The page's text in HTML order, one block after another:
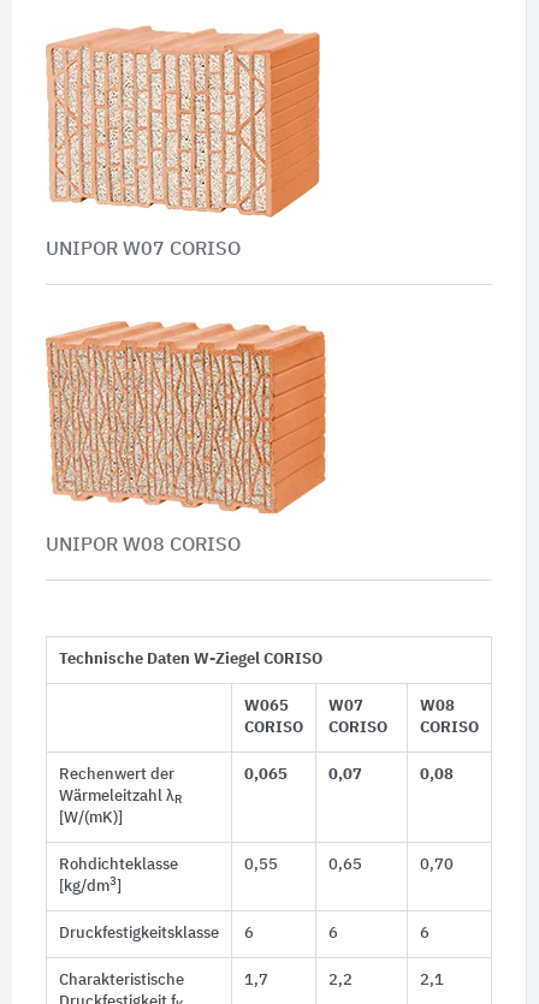
UNIPOR W07 CORISO
UNIPOR W08 CORISO
Technische Daten W-Ziegel CORISO
W065
CORISO
W07
CORISO
W08
CORISO
Rechenwert der
Wärmeleitzahl λR
[W/(mK)]
0,065 0,07 0,08
Rohdichteklasse
[kg/dm3
0,55 0,65 0,70
Druckfestigkeitsklasse 6 6 6
Charakteristische
1,7 2,2 2,1